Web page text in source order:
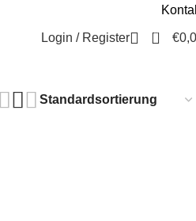
Login / Register 0 €